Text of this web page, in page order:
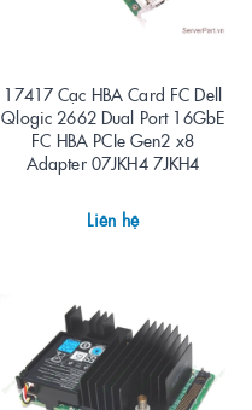
17417 Cạc HBA Card FC Dell
Qlogic 2662 Dual Port 16GbE
FC HBA PCIe Gen2 x8
Adapter 07JKH4 7JKH4
Liên hệ